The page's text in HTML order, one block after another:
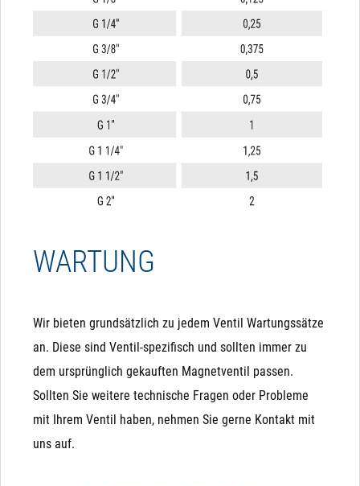
WARTUNG
Wir bieten grundsätzlich zu jedem Ventil Wartungssätze
an. Diese sind Ventil-spezifisch und sollten immer zu
dem ursprünglich gekauften Magnetventil passen.
Sollten Sie weitere technische Fragen oder Probleme
mit Ihrem Ventil haben, nehmen Sie gerne Kontakt mit
uns auf.